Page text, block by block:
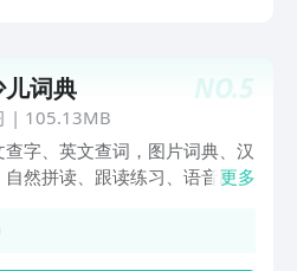
点即译。 【强大词库】 权威词
- 汉英词典、英英词典、同义
词典，权威详实。 编辑词
电脑端词库编辑器，支持自制扩
朗文、牛津，权威词库尽情添
词库：通过网络下载各语种的
NO.5
词典
| 105.13MB
查字、英文查词，图片词典、汉
自然拼读、跟读练习、语音助手
定搭配、教材例句等诸多内
更多